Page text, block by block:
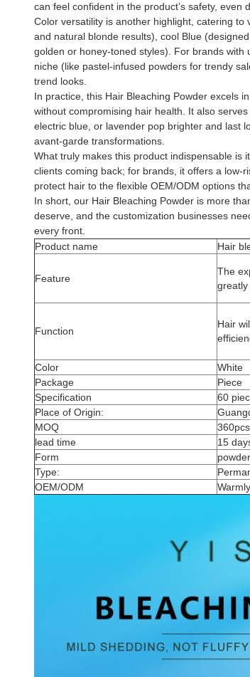
can feel confident in the product’s safety, even
Color versatility is another highlight, catering
and natural blonde results), cool Blue
golden or honey-toned styles). For brands
niche (like pastel-infused powders for trendy
trend looks.
In practice, this Hair Bleaching Powder excels
without compromising hair health. It also
electric blue, or lavender pop brighter and last
avant-garde transformations.
What truly makes this product indispensable is
clients coming back; for brands, it offers a
protect hair to the flexible OEM/ODM options
In short, our Hair Bleaching Powder is more
deserve, and the customization businesses
every front.
Product name
Hair
Feature
The
greatly
Function
Hair
Color
White
Package
Piece
Specification
60
Place of Origin:
MOQ
360pcs
lead time
15
Form
powder
Type:
OEM/ODM